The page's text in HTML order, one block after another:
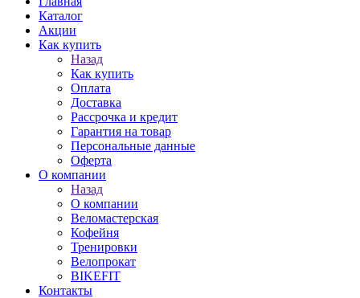
Каталог
Акции
Как купить
Назад
Как купить
Оплата
Доставка
Рассрочка и кредит
Гарантия на товар
Персональные данные
Оферта
О компании
Назад
О компании
Веломастерская
Кофейня
Тренировки
Велопрокат
BIKEFIT
Контакты